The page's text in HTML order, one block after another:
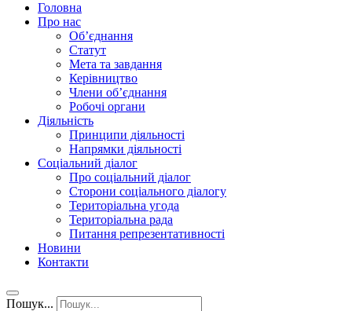
Головна
Про нас
Об’єднання
Статут
Мета та завдання
Керівництво
Члени об’єднання
Робочі органи
Діяльність
Принципи діяльності
Напрямки діяльності
Соціальний діалог
Про соціальний діалог
Сторони соціального діалогу
Територіальна угода
Територіальна рада
Питання репрезентативності
Новини
Контакти
Пошук...